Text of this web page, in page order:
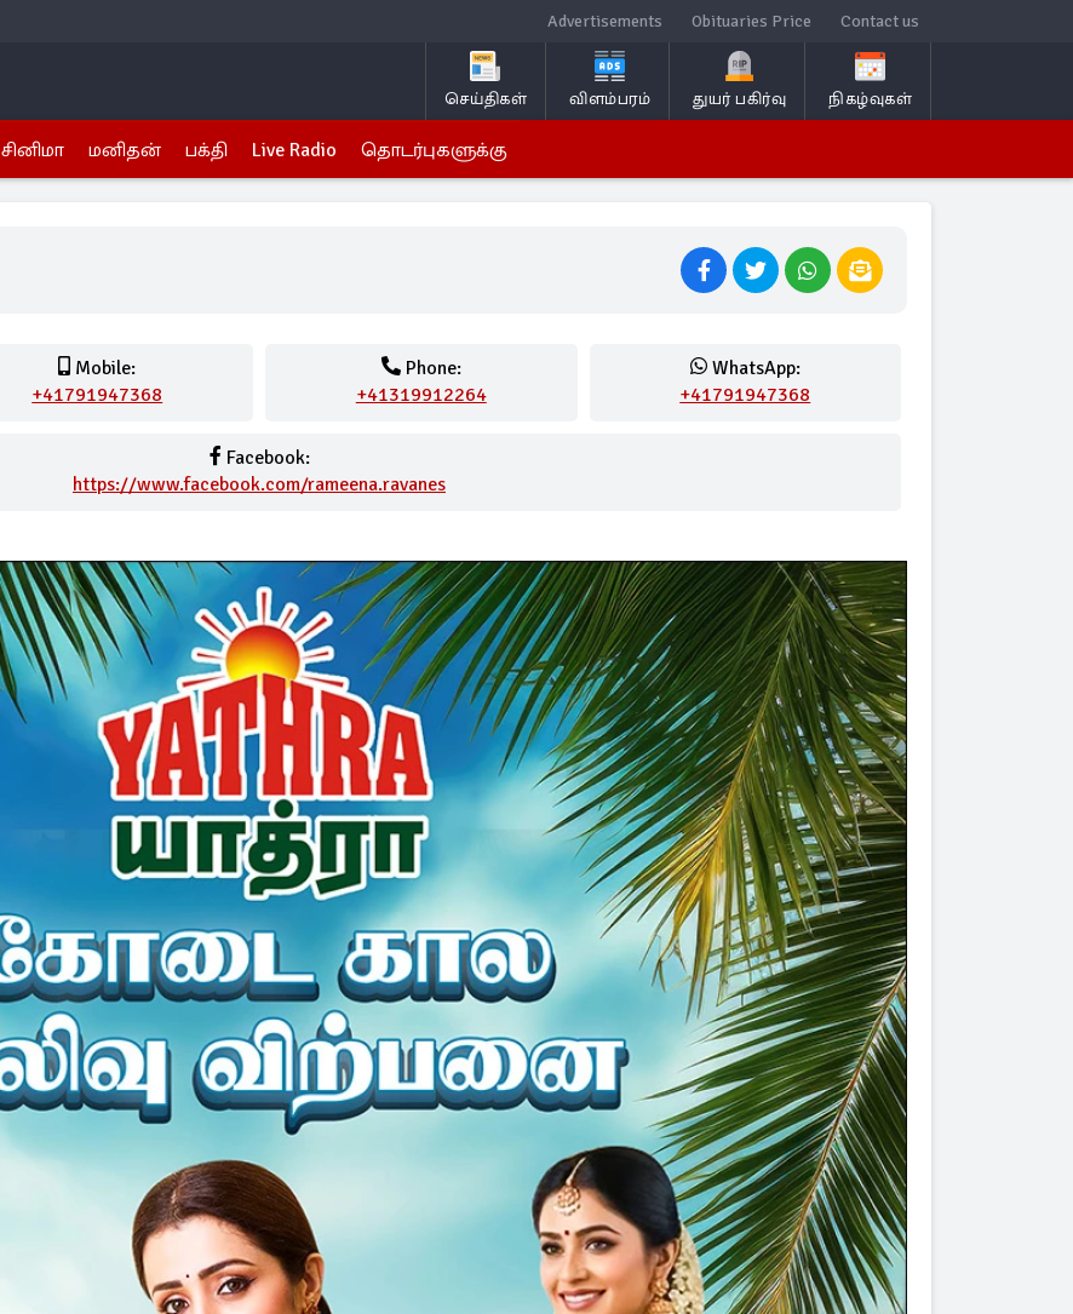
Advertisements Obituaries Price Contact us
செய்திகள் விளம்பரம் துயர் பகிர்வு நிகழ்வுகள்
சினிமா மனிதன் பக்தி Live Radio தொடர்புகளுக்கு
Mobile:
+41791947368
Phone:
+41319912264
WhatsApp:
+41791947368
Facebook:
https://www.facebook.com/rameena.ravanes